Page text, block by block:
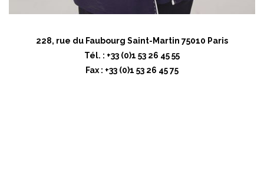
228, rue du Faubourg Saint-Martin 75010 Paris
Tél. : +33 (0)1 53 26 45 55
Fax : +33 (0)1 53 26 45 75